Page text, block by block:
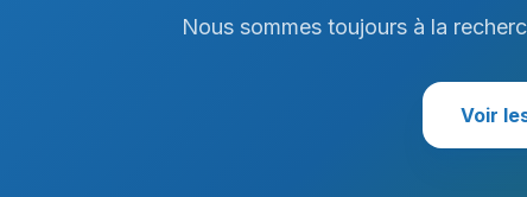
Nous sommes toujours à la
Voir